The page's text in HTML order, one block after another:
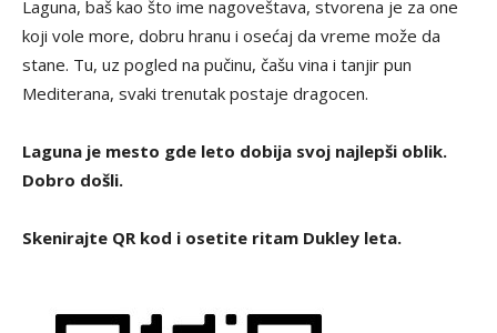
Laguna, baš kao što ime nagoveštava, stvorena je za one
koji vole more, dobru hranu i osećaj da vreme može da
stane. Tu, uz pogled na pučinu, čašu vina i tanjir pun
Mediterana, svaki trenutak postaje dragocen.
Laguna je mesto gde leto dobija svoj najlepši oblik.
Dobro došli.
Skenirajte QR kod i osetite ritam Dukley leta.